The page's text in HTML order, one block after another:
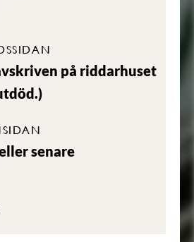
på riddarhuset
senare